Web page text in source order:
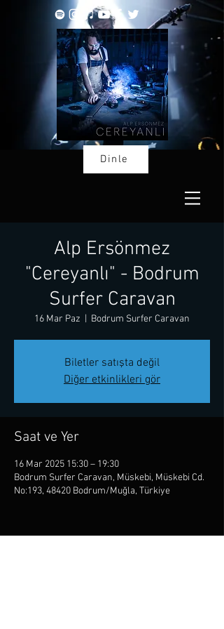
Dinle
Alp Ersönmez
"Cereyanlı" - Bodrum
Surfer Caravan
16 Mar Paz Bodrum Surfer Caravan
Biletler satışta değil
Diğer etkinlikleri gör
Saat ve Yer
16 Mar 2025 15:30 – 19:30
Bodrum Surfer Caravan, Müskebi, Müskebi Cd.
No:193, 48420 Bodrum/Muğla, Türkiye